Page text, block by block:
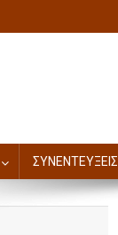
ΣΥΝΕΝΤΕΥΞΕΙΣ